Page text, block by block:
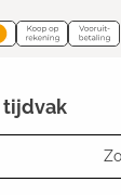
tijdvak